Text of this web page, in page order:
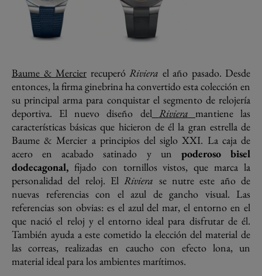
Baume & Mercier recuperó Riviera el año pasado. Desde
entonces, la firma ginebrina ha convertido esta colección en
su principal arma para conquistar el segmento de relojería
deportiva. El nuevo diseño del Riviera mantiene las
características básicas que hicieron de él la gran estrella de
Baume & Mercier a principios del siglo XXI. La caja de
acero en acabado satinado y un poderoso bisel
dodecagonal, fijado con tornillos vistos, que marca la
personalidad del reloj. ElRiviera se nutre este año de
nuevas referencias con el azul de gancho visual. Las
referencias son obvias: es el azul del mar, el entorno en el
que nació el reloj y el entorno ideal para disfrutar de él.
También ayuda a este cometido la elección del material de
las correas, realizadas en caucho con efecto lona, un
material ideal para los ambientes marítimos.